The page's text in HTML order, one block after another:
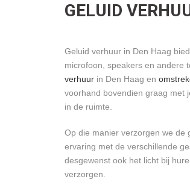
GELUID
Geluid verhuur in Den Haag
microfoon, speakers en andere
verhuur in Den Haag en
voorhand bovendien graag met
in de ruimte.
Op die manier verzorgen we de
ervaring met de verschillende
desgewenst ook het licht bij
verzorgen.